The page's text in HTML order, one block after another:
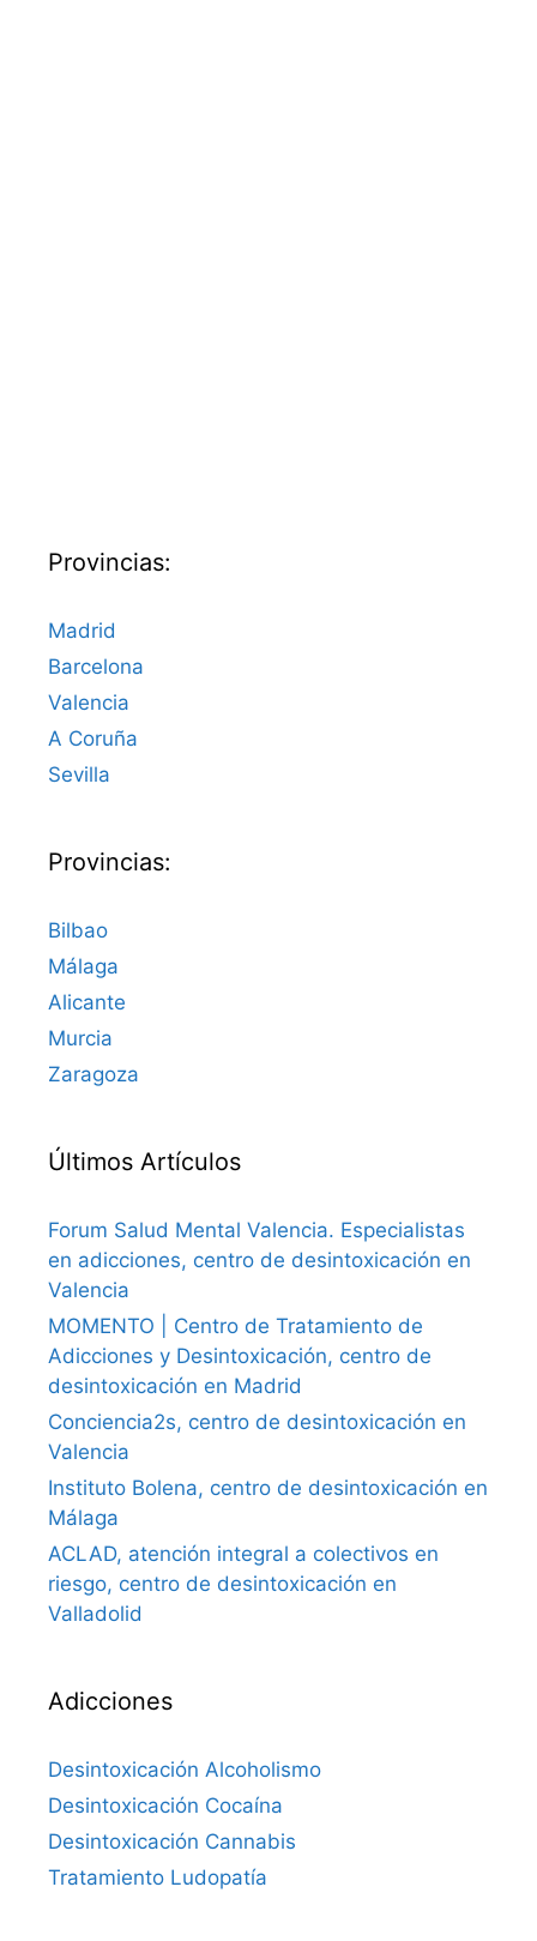
Provincias:
Madrid
Barcelona
Valencia
A Coruña
Sevilla
Provincias:
Bilbao
Málaga
Alicante
Murcia
Zaragoza
Últimos Artículos
Forum Salud Mental Valencia. Especialistas
en adicciones, centro de desintoxicación en
Valencia
MOMENTO | Centro de Tratamiento de
Adicciones y Desintoxicación, centro de
desintoxicación en Madrid
Conciencia2s, centro de desintoxicación en
Valencia
Instituto Bolena, centro de desintoxicación en
Málaga
ACLAD, atención integral a colectivos en
riesgo, centro de desintoxicación en
Valladolid
Adicciones
Desintoxicación Alcoholismo
Desintoxicación Cocaína
Desintoxicación Cannabis
Tratamiento Ludopatía